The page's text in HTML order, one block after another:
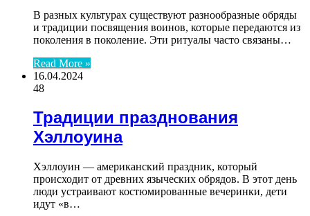
В разных культурах существуют разнообразные обряды
и традиции посвящения воинов, которые передаются из
поколения в поколение. Эти ритуалы часто связаны…
Read More »
16.04.2024
48
Традиции празднования
Хэллоуина
Хэллоуин — американский праздник, который
происходит от древних языческих обрядов. В этот день
люди устраивают костюмированные вечеринки, дети
идут «в…